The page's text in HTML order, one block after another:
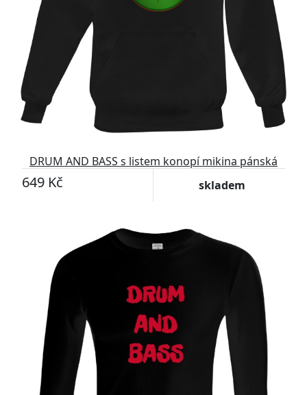
DRUM AND BASS s listem konopí mikina pánská
649 Kč skladem